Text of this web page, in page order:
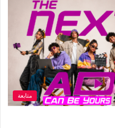
متابعة